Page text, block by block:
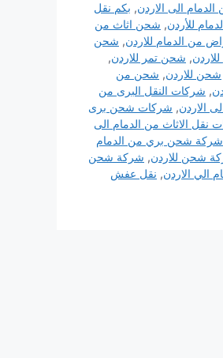
الى الاردن, بكم نقل
للأردن, شحن اثاث من
من الدمام للاردن, شحن
, شحن تمر للاردن,
شحن للاردن, شحن من
, شركات النقل البرى من
الاردن, شركات شحن برى
نقل الاثاث من الدمام الى
شركة شحن بري من الدمام
شحن للاردن, شركة شحن
الي الاردن, نقل عفش